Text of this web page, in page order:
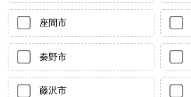
座間市
秦野市
藤沢市